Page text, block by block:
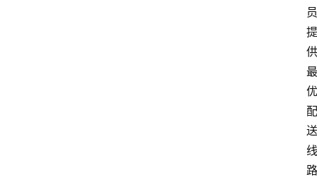
员
提
供
最
优
配
送
线
路